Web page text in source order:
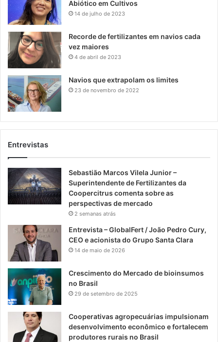
Abiótico em Cultivos
14 de julho de 2023
Recorde de fertilizantes em navios cada
vez maiores
4 de abril de 2023
Navios que extrapolam os limites
23 de novembro de 2022
Entrevistas
Sebastião Marcos Vilela Junior –
Superintendente de Fertilizantes da
Coopercitrus comenta sobre as
perspectivas de mercado
2 semanas atrás
Entrevista – GlobalFert / João Pedro Cury,
CEO e acionista do Grupo Santa Clara
14 de maio de 2026
Crescimento do Mercado de bioinsumos
no Brasil
29 de setembro de 2025
Cooperativas agropecuárias impulsionam
desenvolvimento econômico e fortalecem
produtores rurais no Brasil